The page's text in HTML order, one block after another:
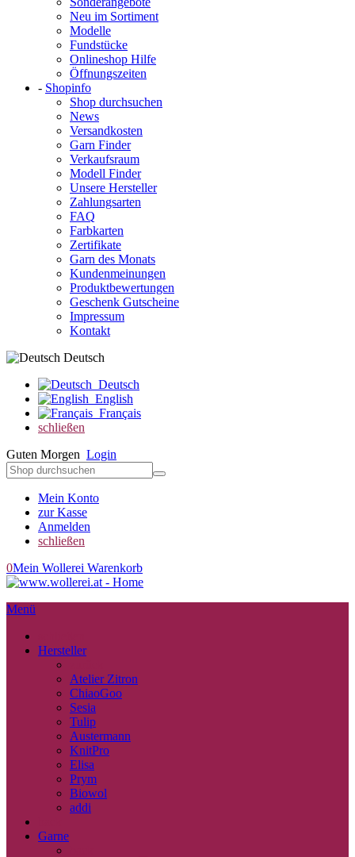
Neu im Sortiment
Modelle
Fundstücke
Onlineshop Hilfe
Öffnungszeiten
- Shopinfo
Shop durchsuchen
News
Versandkosten
Garn Finder
Verkaufsraum
Modell Finder
Unsere Hersteller
Zahlungsarten
FAQ
Farbkarten
Zertifikate
Garn des Monats
Kundenmeinungen
Produktbewertungen
Geschenk Gutscheine
Impressum
Kontakt
Deutsch
Deutsch
English
Français
schließen
Guten Morgen Login
Mein Konto
zur Kasse
Anmelden
schließen
0Mein Wollerei Warenkorb
Menü
Hersteller
Atelier Zitron
ChiaoGoo
Sesia
Tulip
Austermann
KnitPro
Elisa
Prym
Biowol
addi
Garne